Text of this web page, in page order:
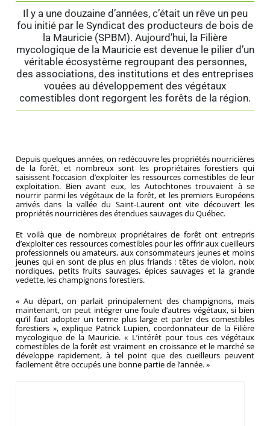
Il y a une douzaine d’années, c’était un rêve un peu
fou initié par le Syndicat des producteurs de bois de
la Mauricie (SPBM). Aujourd’hui, la Filière
mycologique de la Mauricie est devenue le pilier d’un
véritable écosystème regroupant des personnes,
des associations, des institutions et des entreprises
vouées au développement des végétaux
comestibles dont regorgent les forêts de la région.
Depuis quelques années, on redécouvre les propriétés nourricières
de la forêt, et nombreux sont les propriétaires forestiers qui
saisissent l’occasion d’exploiter les ressources comestibles de leur
exploitation. Bien avant eux, les Autochtones trouvaient à se
nourrir parmi les végétaux de la forêt, et les premiers Européens
arrivés dans la vallée du Saint-Laurent ont vite découvert les
propriétés nourricières des étendues sauvages du Québec.
Et voilà que de nombreux propriétaires de forêt ont entrepris
d’exploiter ces ressources comestibles pour les offrir aux cueilleurs
professionnels ou amateurs, aux consommateurs jeunes et moins
jeunes qui en sont de plus en plus friands : têtes de violon, noix
nordiques, petits fruits sauvages, épices sauvages et la grande
vedette, les champignons forestiers.
« Au départ, on parlait principalement des champignons, mais
maintenant, on peut intégrer une foule d’autres végétaux, si bien
qu’il faut adopter un terme plus large et parler des comestibles
forestiers », explique Patrick Lupien, coordonnateur de la Filière
mycologique de la Mauricie. « L’intérêt pour tous ces végétaux
comestibles de la forêt est vraiment en croissance et le marché se
développe rapidement, à tel point que des cueilleurs peuvent
facilement être occupés une bonne partie de l’année. »